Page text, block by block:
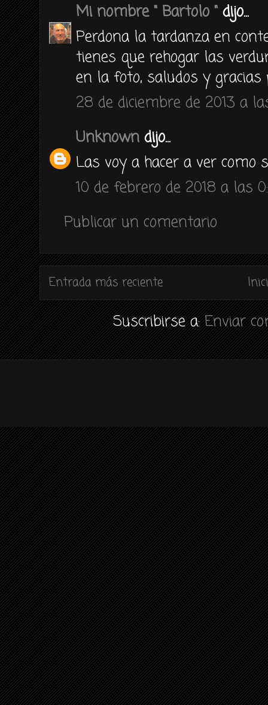
Mi nombre " Bartolo " dijo...
Perdona la tardanza en
tienes que rehogar las
en la foto, saludos y
28 de diciembre de 2013 a
Unknown dijo...
Las voy a hacer a ver como
10 de febrero de 2018 a las
Publicar un comentario
Entrada más reciente
Suscribirse a:Enviar